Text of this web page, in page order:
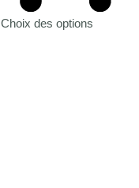
Choix des options